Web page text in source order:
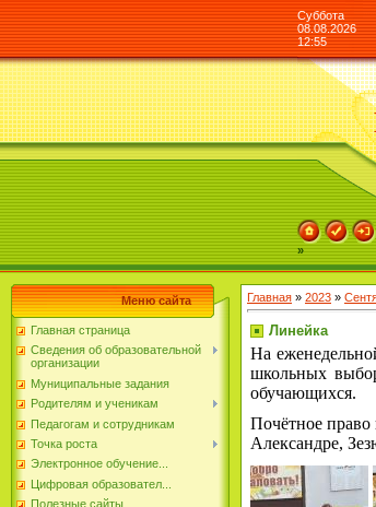
Суббота
08.08.2026
12:55
»
Меню сайта
Главная страница
Сведения об образовательной
организации
Муниципальные задания
Родителям и ученикам
Педагогам и сотрудникам
Точка роста
Электронное обучение...
Цифровая образовател...
Полезные сайты
Главная » 2023 »
Линейка
На
школьных
обучающихся.
Почётное
Александре,